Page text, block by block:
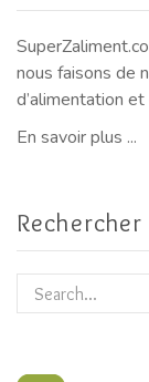
nous faisons de
d’alimentation et
En savoir plus ...
Rechercher